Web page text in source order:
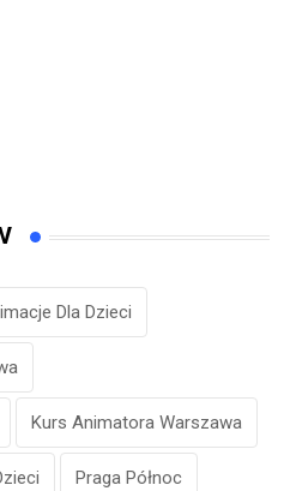
Dla Dzieci
Kurs Animatora Warszawa
Praga Północ